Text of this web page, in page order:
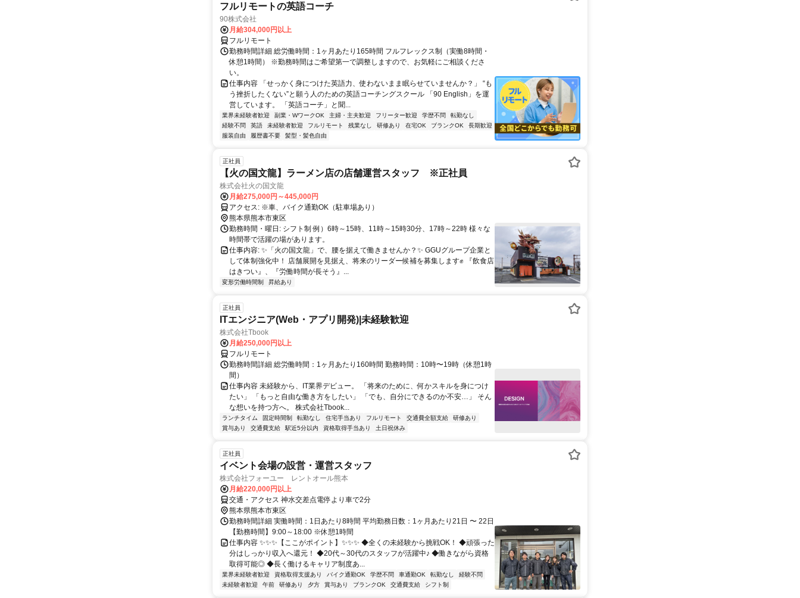
フルリモートの英語コーチ
90株式会社
月給304,000円以上
フルリモート
勤務時間詳細 総労働時間：1ヶ月あたり165時間 フルフレックス制（実働8時間・
休憩1時間） ※勤務時間はご希望第一で調整しますので、お気軽にご相談くださ
い。
仕事内容 「せっかく身につけた英語力、使わないまま眠らせていませんか？」 “も
う挫折したくない”と願う人のための英語コーチングスクール 「90 English」を運
営しています。 「英語コーチ」と聞...
業界未経験者歓迎 副業・WワークOK 主婦・主夫歓迎 フリーター歓迎 学歴不問
転勤なし
経験不問
英語 未経験者歓迎 フルリモート 残業なし 研修あり 在宅OK ブランクOK
長期歓迎
服装自由
履歴書不要 髪型・髪色自由
正社員
【火の国文龍】ラーメン店の店舗運営スタッフ ※正社員
株式会社火の国文龍
月給275,000円～445,000円
アクセス: ※車、バイク通勤OK（駐車場あり）
熊本県熊本市東区
勤務時間・曜日: シフト制 例）6時～15時、11時～15時30分、17時～22時 様々な
時間帯で活躍の場があります。
仕事内容: ✨「火の国文龍」で、腰を据えて働きませんか？✨ GGUグループ企業と
して体制強化中！ 店舗展開を見据え、将来のリーダー候補を募集します✊️ 『飲食店
はきつい』、『労働時間が長そう』...
変形労働時間制 昇給あり
正社員
ITエンジニア(Web・アプリ開発)|未経験歓迎
株式会社Tbook
月給250,000円以上
フルリモート
勤務時間詳細 総労働時間：1ヶ月あたり160時間 勤務時間：10時〜19時（休憩1時
間）
仕事内容 未経験から、IT業界デビュー。 「将来のために、何かスキルを身につけ
たい」 「もっと自由な働き方をしたい」 「でも、自分にできるのか不安…」 そん
な想いを持つ方へ。 株式会社Tbook...
ランチタイム 固定時間制 転勤なし 住宅手当あり フルリモート 交通費全額支給
研修あり
賞与あり
交通費支給 駅近5分以内 資格取得手当あり 土日祝休み
正社員
イベント会場の設営・運営スタッフ
株式会社フォーユー レントオール熊本
月給220,000円以上
交通・アクセス 神水交差点電停より車で2分
熊本県熊本市東区
勤務時間詳細 実働時間：1日あたり8時間 平均勤務日数：1ヶ月あたり21日 〜 22日
【勤務時間】9:00～18:00 ※休憩1時間
仕事内容 ✨✨✨【ここがポイント】✨✨✨ ◆全くの未経験から挑戦OK！ ◆頑張った
分はしっかり収入へ還元！ ◆20代～30代のスタッフが活躍中♪ ◆働きながら資格
取得可能◎ ◆長く働けるキャリア制度あ...
業界未経験者歓迎 資格取得支援あり バイク通勤OK 学歴不問 車通勤OK 転勤なし
経験不問
未経験者歓迎
午前 研修あり 夕方 賞与あり ブランクOK 交通費支給 シフト制